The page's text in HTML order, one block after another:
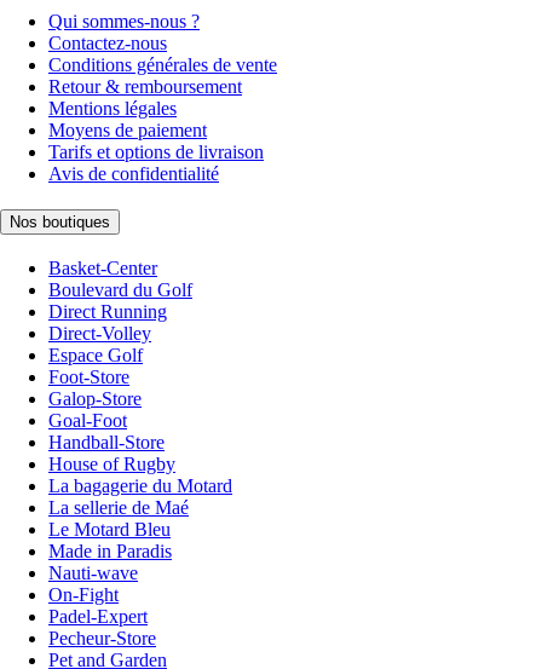
Qui sommes-nous ?
Contactez-nous
Conditions générales de vente
Retour & remboursement
Mentions légales
Moyens de paiement
Tarifs et options de livraison
Avis de confidentialité
Nos boutiques
Basket-Center
Boulevard du Golf
Direct Running
Direct-Volley
Espace Golf
Foot-Store
Galop-Store
Goal-Foot
Handball-Store
House of Rugby
La bagagerie du Motard
La sellerie de Maé
Le Motard Bleu
Made in Paradis
Nauti-wave
On-Fight
Padel-Expert
Pecheur-Store
Pet and Garden